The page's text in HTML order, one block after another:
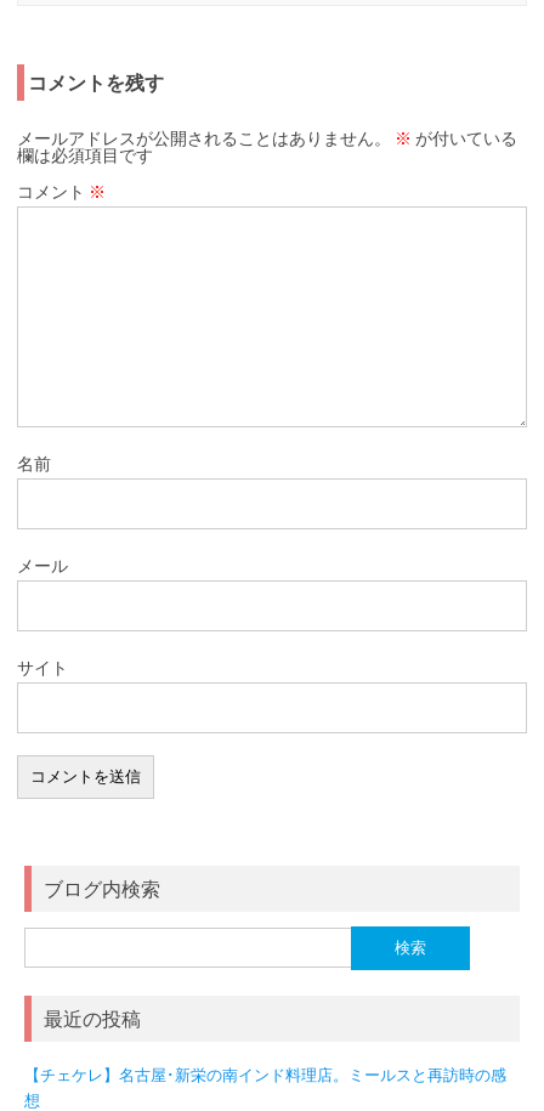
コメントを残す
メールアドレスが公開されることはありません。 ※ が付いている
欄は必須項目です
コメント ※
名前
メール
サイト
ブログ内検索
索:
最近の投稿
【チェケレ】名古屋･新栄の南インド料理店。ミールスと再訪時の感
想